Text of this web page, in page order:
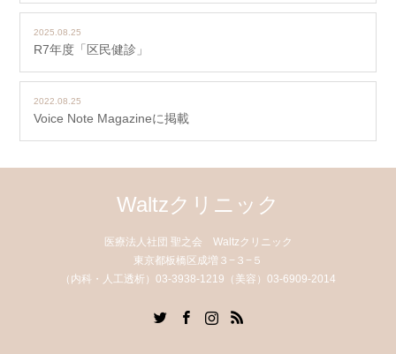
2025.08.25
R7年度「区民健診」
2022.08.25
Voice Note Magazineに掲載
Waltzクリニック
医療法人社団 聖之会 Waltzクリニック
東京都板橋区成増３−３−５
（内科・人工透析）03-3938-1219（美容）03-6909-2014
RSS